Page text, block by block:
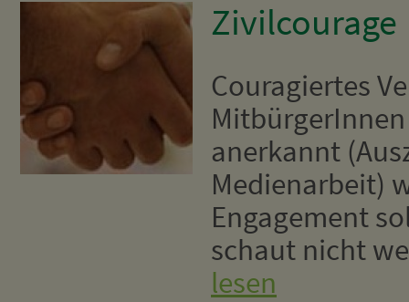
Zivilcourage
Couragiertes
anerkannt
Medienarbeit)
Engagement
schaut nicht
lesen